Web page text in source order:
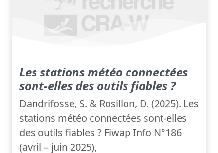
Les stations météo connectées
sont-elles des outils fiables ?
Dandrifosse, S. & Rosillon, D. (2025). Les
stations météo connectées sont-elles
des outils fiables ? Fiwap Info N°186
(avril – juin 2025),